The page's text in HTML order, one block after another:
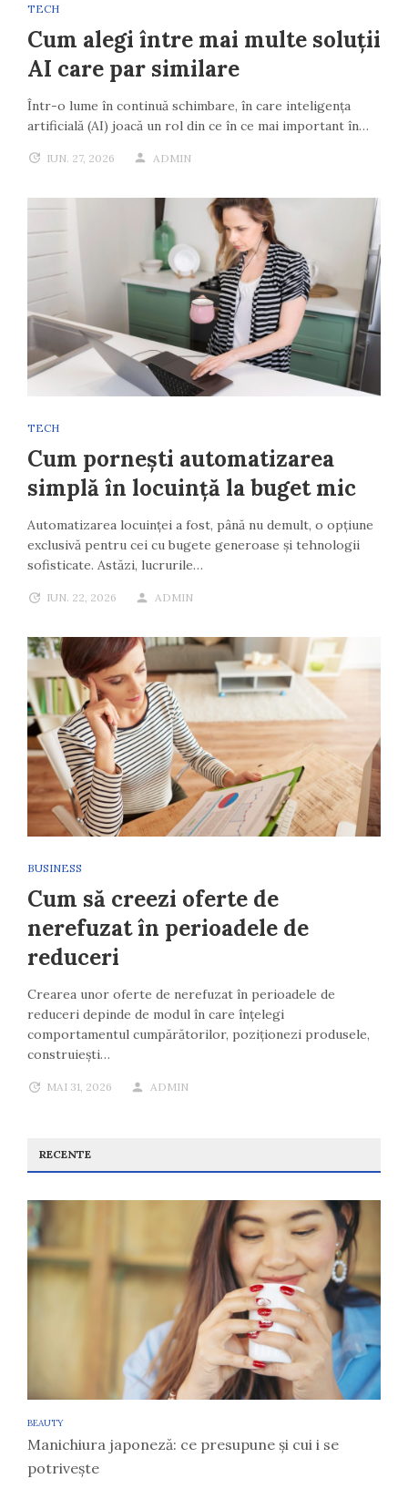
TECH
Cum alegi între mai multe soluții
AI care par similare
Într-o lume în continuă schimbare, în care inteligența
artificială (AI) joacă un rol din ce în ce mai important în…
IUN. 27, 2026 ADMIN
TECH
Cum pornești automatizarea
simplă în locuință la buget mic
Automatizarea locuinței a fost, până nu demult, o opțiune
exclusivă pentru cei cu bugete generoase și tehnologii
sofisticate. Astăzi, lucrurile…
IUN. 22, 2026 ADMIN
BUSINESS
Cum să creezi oferte de
nerefuzat în perioadele de
reduceri
Crearea unor oferte de nerefuzat în perioadele de
reduceri depinde de modul în care înțelegi
comportamentul cumpărătorilor, poziționezi produsele,
construiești…
MAI 31, 2026 ADMIN
RECENTE
BEAUTY
Manichiura japoneză: ce presupune și cui i se
potrivește